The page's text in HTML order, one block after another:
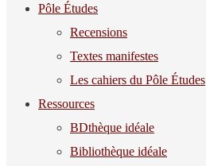
Pôle Études
Recensions
Textes manifestes
Les cahiers du Pôle Études
Ressources
BDthèque idéale
Bibliothèque idéale